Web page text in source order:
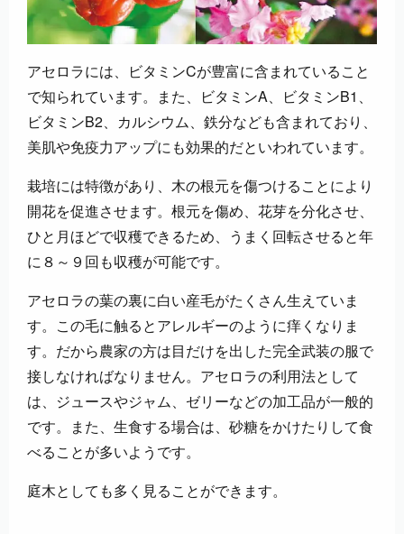
アセロラには、ビタミンCが豊富に含まれていること
で知られています。また、ビタミンA、ビタミンB1、
ビタミンB2、カルシウム、鉄分なども含まれており、
美肌や免疫力アップにも効果的だといわれています。
栽培には特徴があり、木の根元を傷つけることにより
開花を促進させます。根元を傷め、花芽を分化させ、
ひと月ほどで収穫できるため、うまく回転させると年
に８～９回も収穫が可能です。
アセロラの葉の裏に白い産毛がたくさん生えていま
す。この毛に触るとアレルギーのように痒くなりま
す。だから農家の方は目だけを出した完全武装の服で
接しなければなりません。アセロラの利用法として
は、ジュースやジャム、ゼリーなどの加工品が一般的
です。また、生食する場合は、砂糖をかけたりして食
べることが多いようです。
庭木としても多く見ることができます。